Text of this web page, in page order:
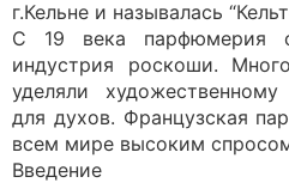
г.Кельне и называлась
С 19 века парфюмерия
индустрия роскоши.
уделяли
для духов. Французская
всем мире высоким
Введение